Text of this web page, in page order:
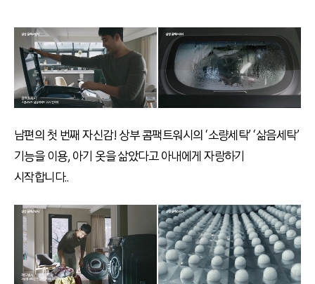
남편의 첫 번째 자신감! 상부 콤팩트워시의 ‘소량세탁’ ‘삶음세탁’
기능을 이용, 아기 옷을 삶았다고 아내에게 자랑하기
시작합니다..